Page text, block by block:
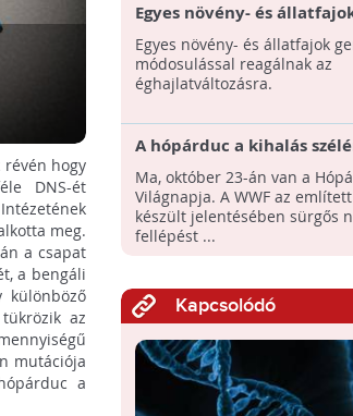
hogy
DNS-ét
meg.
a csapat
a bengáli
az
mutációja
a
Egyes növény- és
megváltoztatják génjeiket
klímaváltozás hatására
Egyes növény- és állatfajok
módosulással reagálnak az
éghajlatváltozásra.
A hópárduc a kihalás
Ma, október 23-án van a
Világnapja. A WWF az
készült jelentésében sürgős
fellépést ...
Kapcsolódó